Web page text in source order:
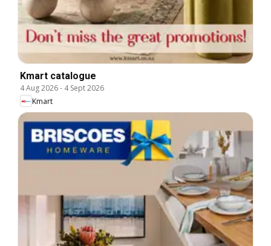
Kmart catalogue
4 Aug 2026- 4 Sept 2026
Kmart